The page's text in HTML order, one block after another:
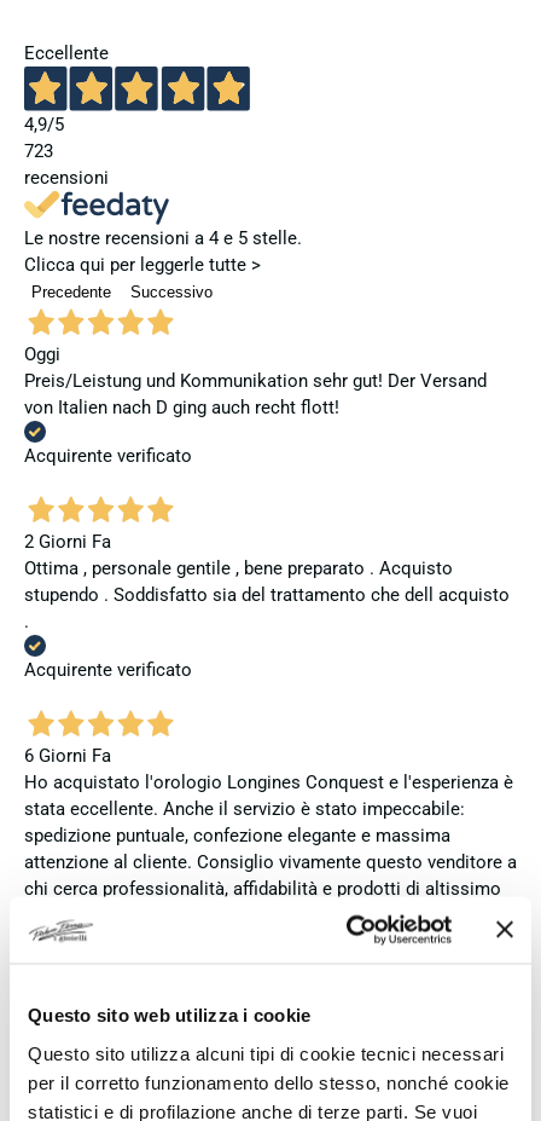
Questo sito web utilizza i cookie
Questo sito utilizza alcuni tipi di cookie tecnici necessari
per il corretto funzionamento dello stesso, nonché cookie
statistici e di profilazione anche di terze parti. Se vuoi
Eccellente
4,9/5
723
recensioni
Le nostre recensioni a 4 e 5 stelle.
Clicca qui per leggerle tutte >
Precedente Successivo
Oggi
Preis/Leistung und Kommunikation sehr gut! Der Versand
von Italien nach D ging auch recht flott!
Acquirente verificato
2 Giorni Fa
Ottima , personale gentile , bene preparato . Acquisto
stupendo . Soddisfatto sia del trattamento che dell acquisto
.
Acquirente verificato
6 Giorni Fa
Ho acquistato l'orologio Longines Conquest e l'esperienza è
stata eccellente. Anche il servizio è stato impeccabile:
spedizione puntuale, confezione elegante e massima
attenzione al cliente. Consiglio vivamente questo venditore a
chi cerca professionalità, affidabilità e prodotti di altissimo
livello. Sono pienamente soddisfatta del mio acquisto e non
esiterei a comprare di nuovo.
7 Giorni Fa
Zum dritten mal dort von Fope Schmuck gekauft. Super